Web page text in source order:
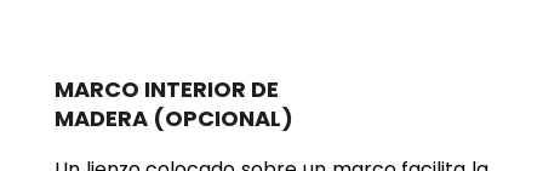
MARCO INTERIOR DE
MADERA (OPCIONAL)